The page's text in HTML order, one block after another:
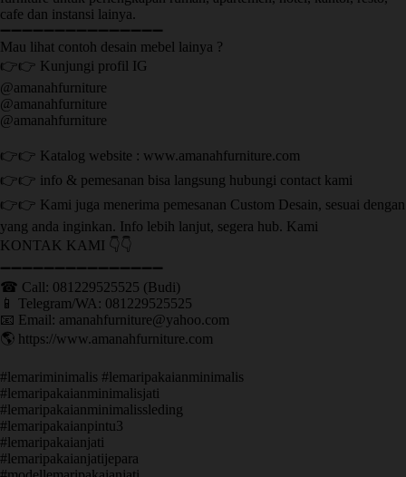
cafe dan instansi lainya.
➖➖➖➖➖➖➖➖➖➖➖➖➖➖➖
Mau lihat contoh desain mebel lainya ?
👉👉 Kunjungi profil IG
@amanahfurniture
@amanahfurniture
@amanahfurniture
👉👉 Katalog website : www.amanahfurniture.com
👉👉 info & pemesanan bisa langsung hubungi contact kami
👉👉 Kami juga menerima pemesanan Custom Desain, sesuai dengan
yang anda inginkan. Info lebih lanjut, segera hub. Kami
KONTAK KAMI 👇👇
➖➖➖➖➖➖➖➖➖➖➖➖➖➖➖ ㅤ
☎ Call: 081229525525 (Budi)
📱 Telegram/WA: 081229525525
📧 Email: amanahfurniture@yahoo.com
🌎 https://www.amanahfurniture.com
#lemariminimalis #lemaripakaianminimalis
#lemaripakaianminimalisjati
#lemaripakaianminimalissleding
#lemaripakaianpintu3
#lemaripakaianjati
#lemaripakaianjatijepara